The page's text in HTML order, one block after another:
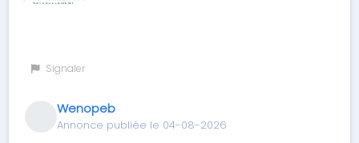
Signaler
Wenopeb
Annonce publiée le 04-08-2026